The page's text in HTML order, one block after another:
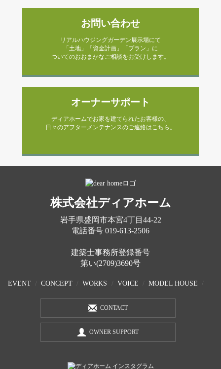
お問い合わせ
リアルハウジングガーデン展示場にて
「土地」「資金計画」「プラン」に
ついてのおおまかなご相談をお受けします。
オーナーサポート
ディアホームでお家を建てられたお客様の、
日々のアフターメンテナンスのご連絡はこちら。
株式会社ディアホーム
岩手県盛岡市本宮4丁目44-22
電話番号 019-613-2506
建築士事務所登録番号
第い(2709)3690号
EVENT CONCEPT WORKS VOICE MODEL HOUSE
CONTACT
OWNER SUPPORT